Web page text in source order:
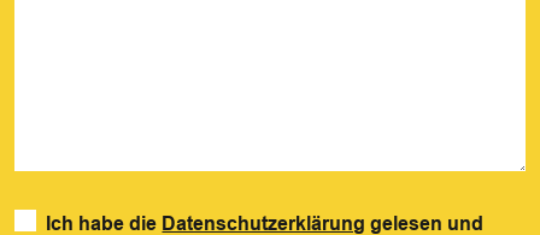
Ich habe die Datenschutzerklärung gelesen und